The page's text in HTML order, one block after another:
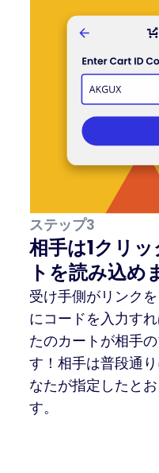
ステップ3
相手は1クリ
トを読み込め
受け手側がリンク
にコードを入力す
たのカートが相手
す！相手は普段通
なたが指定したと
す。